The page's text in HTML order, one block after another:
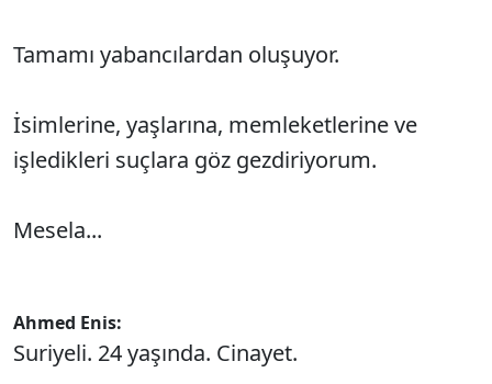
Tamamı yabancılardan oluşuyor.
İsimlerine, yaşlarına, memleketlerine ve
işledikleri suçlara göz gezdiriyorum.
Mesela...
Ahmed Enis:
Suriyeli. 24 yaşında. Cinayet.